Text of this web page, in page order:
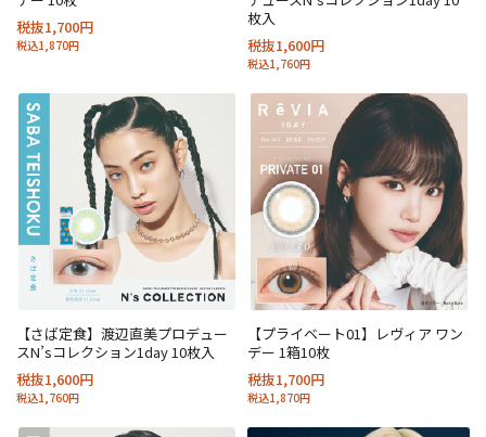
税抜1,700円
税込1,870円
枚入
税抜1,600円
税込1,760円
【さば定食】渡辺直美プロデュー
スN’sコレクション1day 10枚入
税抜1,600円
税込1,760円
【プライベート01】レヴィア ワン
デー 1箱10枚
税抜1,700円
税込1,870円